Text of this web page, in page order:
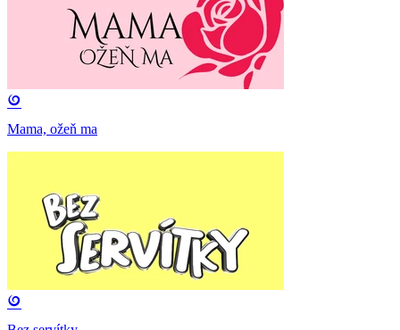
Mama, ožeň ma